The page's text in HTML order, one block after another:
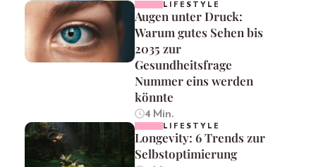
LIFESTYLE
Augen unter Druck:
Warum gutes Sehen bis
2035 zur
Gesundheitsfrage
Nummer eins werden
könnte
4 Min.
LIFESTYLE
Longevity: 6 Trends zur
Selbstoptimierung